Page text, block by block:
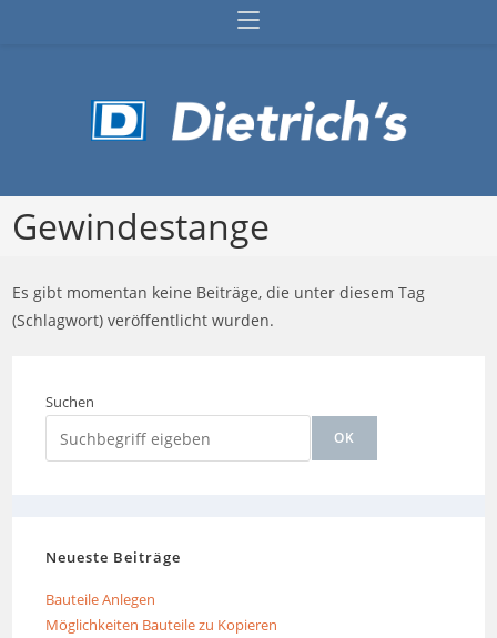
Gewindestange
Es gibt momentan keine Beiträge, die unter diesem Tag
(Schlagwort) veröffentlicht wurden.
Suchen
OK
Neueste Beiträge
Bauteile Anlegen
Möglichkeiten Bauteile zu Kopieren